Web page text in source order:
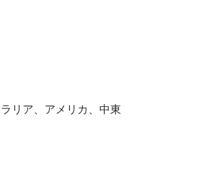
リア、アメリカ、中東